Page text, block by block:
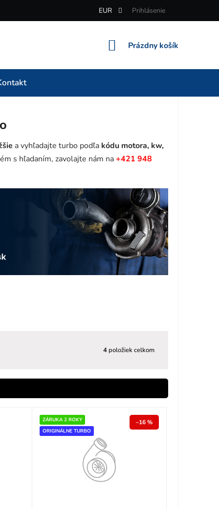
EUR Prihlásenie
NÁKUPNÝ
Prázdny košík
a vyhľadajte turbo podľa kódu motora, kw,
s hľadaním, zavolajte nám na+421 948
4 položiek celkom
ZÁRUKA 2 ROKY
ORIGINÁLNE TURBO
–16 %